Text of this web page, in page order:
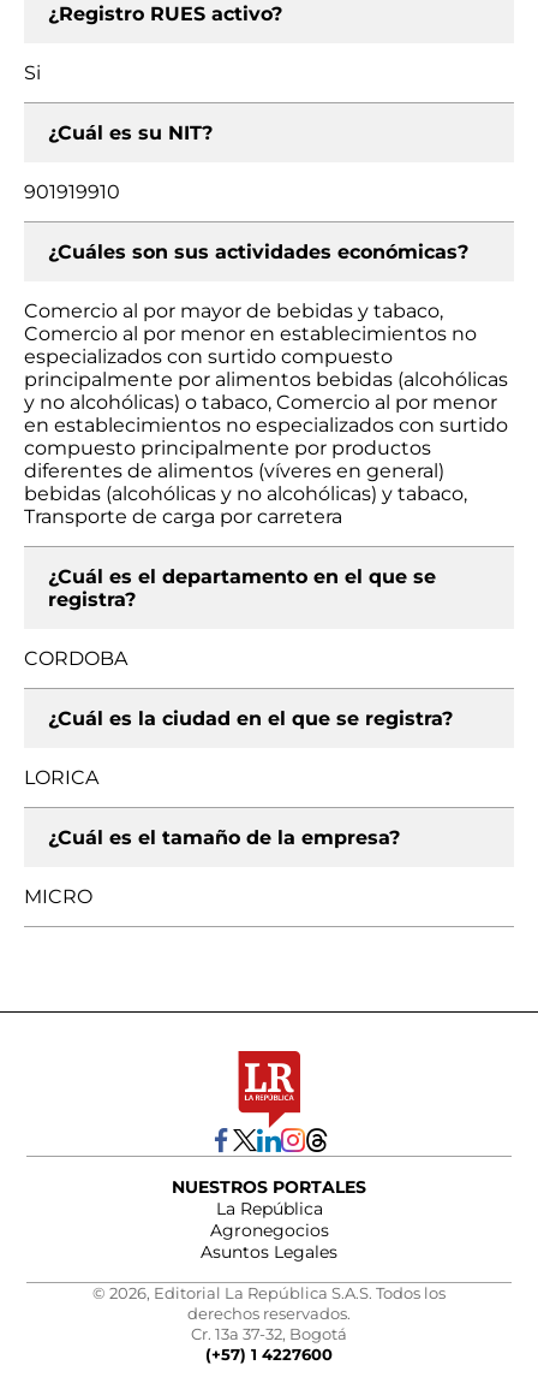
¿Registro RUES activo?
Si
¿Cuál es su NIT?
901919910
¿Cuáles son sus actividades económicas?
Comercio al por mayor de bebidas y tabaco,
Comercio al por menor en establecimientos no
especializados con surtido compuesto
principalmente por alimentos bebidas (alcohólicas
y no alcohólicas) o tabaco, Comercio al por menor
en establecimientos no especializados con surtido
compuesto principalmente por productos
diferentes de alimentos (víveres en general)
bebidas (alcohólicas y no alcohólicas) y tabaco,
Transporte de carga por carretera
¿Cuál es el departamento en el que se
registra?
CORDOBA
¿Cuál es la ciudad en el que se registra?
LORICA
¿Cuál es el tamaño de la empresa?
MICRO
NUESTROS PORTALES
La República
Agronegocios
Asuntos Legales
© 2026, Editorial La República S.A.S. Todos los
derechos reservados.
Cr. 13a 37-32, Bogotá
(+57) 1 4227600